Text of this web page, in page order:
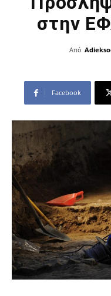
στην
Από
Facebook